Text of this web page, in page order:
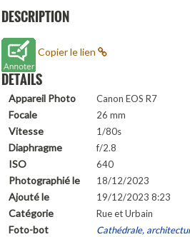
DESCRIPTION
Copier le lien
DETAILS
Appareil Photo Canon EOS R7
Focale 26 mm
Vitesse 1/80s
Diaphragme f/2.8
ISO 640
Photographié le 18/12/2023
Ajouté le 19/12/2023 8:23
Catégorie Rue et Urbain
Foto-bot
Cathédrale,